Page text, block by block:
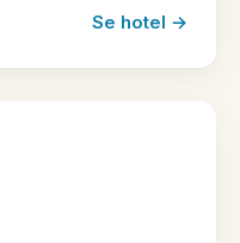
Se hotel →